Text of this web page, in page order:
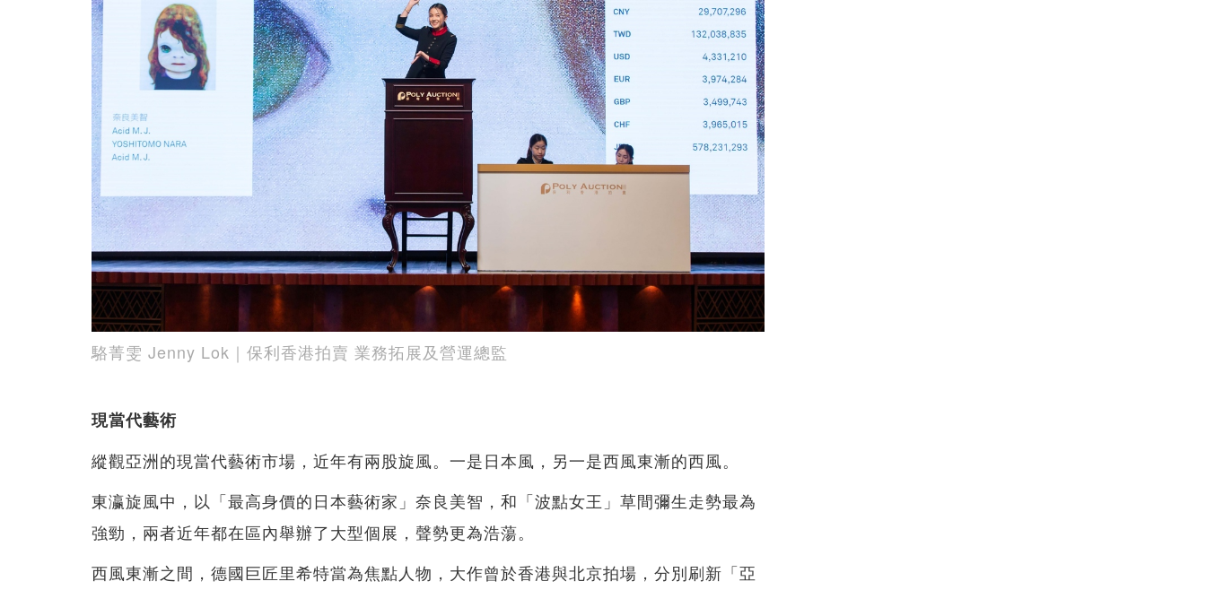
駱菁雯 Jenny Lok｜保利香港拍賣 業務拓展及營運總監
現當代藝術
縱觀亞洲的現當代藝術市場，近年有兩股旋風。一是日本風，另一是西風東漸的西風。
東瀛旋風中，以「最高身價的日本藝術家」奈良美智，和「波點女王」草間彌生走勢最為
強勁，兩者近年都在區內舉辦了大型個展，聲勢更為浩蕩。
西風東漸之間，德國巨匠里希特當為焦點人物，大作曾於香港與北京拍場，分別刷新「亞